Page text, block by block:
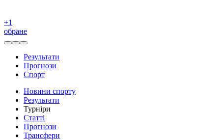
+1
обране
Результати
Прогнози
Спорт
Новини спорту
Результати
Турніри
Статті
Прогнози
Трансфери